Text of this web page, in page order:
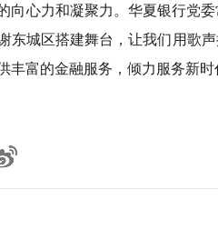
向心力和凝聚力。华夏银行党
东城区搭建舞台，让我们用歌
丰富的金融服务，倾力服务新时